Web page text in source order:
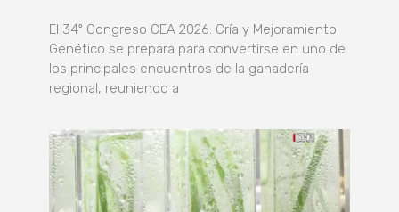
El 34º Congreso CEA 2026: Cría y Mejoramiento
Genético se prepara para convertirse en uno de
los principales encuentros de la ganadería
regional, reuniendo a